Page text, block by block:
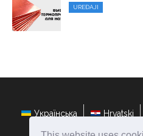
UREĐAJI
Українська Hrvatski